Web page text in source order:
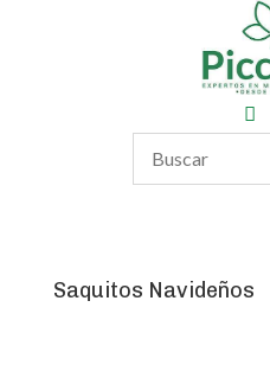
Saquitos Navideños